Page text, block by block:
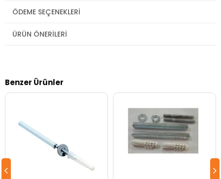
ÖDEME SEÇENEKLERI
ÜRÜN ÖNERILERI
Benzer Ürünler